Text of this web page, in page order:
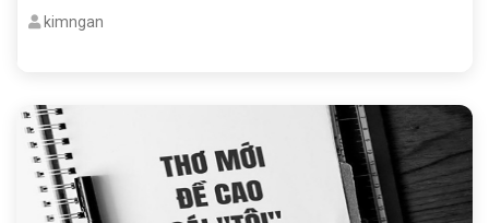
kimngan